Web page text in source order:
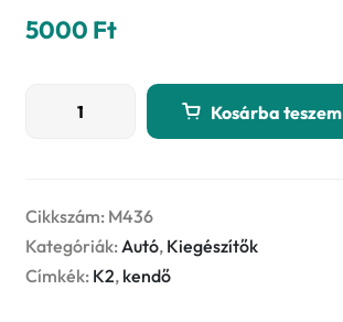
5000 Ft
kendő
mennyiség
Kosárba teszem
Cikkszám: M436
Kategóriák:Autó, Kiegészítők
Címkék: K2, kendő